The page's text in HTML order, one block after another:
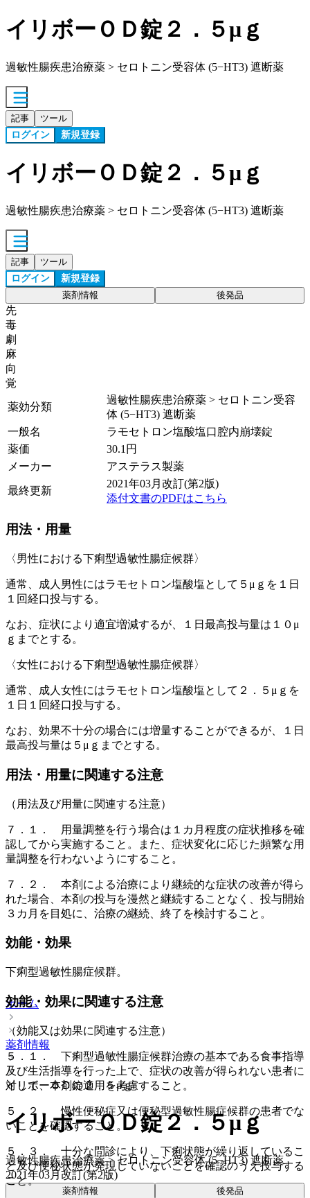
イリボーＯＤ錠２．５μｇ
過敏性腸疾患治療薬 > セロトニン受容体 (5−HT3) 遮断薬
記事 ツール
ログイン 新規登録
イリボーＯＤ錠２．５μｇ
過敏性腸疾患治療薬 > セロトニン受容体 (5−HT3) 遮断薬
記事 ツール
ログイン 新規登録
薬剤情報 後発品
先
毒
劇
麻
向
覚
薬効分類
過敏性腸疾患治療薬 > セロトニン受容
体 (5−HT3) 遮断薬
一般名
ラモセトロン塩酸塩口腔内崩壊錠
薬価
30.1 円
メーカー
アステラス製薬
最終更新
2021年03月改訂(第2版)
添付文書のPDFはこちら
用法・用量
〈男性における下痢型過敏性腸症候群〉
通常、成人男性にはラモセトロン塩酸塩として５μｇを１日
１回経口投与する。
なお、症状により適宜増減するが、１日最高投与量は１０μ
ｇまでとする。
〈女性における下痢型過敏性腸症候群〉
通常、成人女性にはラモセトロン塩酸塩として２．５μｇを
１日１回経口投与する。
なお、効果不十分の場合には増量することができるが、１日
最高投与量は５μｇまでとする。
用法・用量に関連する注意
（用法及び用量に関連する注意）
７．１． 用量調整を行う場合は１カ月程度の症状推移を確
認してから実施すること。また、症状変化に応じた頻繁な用
量調整を行わないようにすること。
７．２． 本剤による治療により継続的な症状の改善が得ら
れた場合、本剤の投与を漫然と継続することなく、投与開始
３カ月を目処に、治療の継続、終了を検討すること。
効能・効果
下痢型過敏性腸症候群。
効能・効果に関連する注意
（効能又は効果に関連する注意）
５．１． 下痢型過敏性腸症候群治療の基本である食事指導
及び生活指導を行った上で、症状の改善が得られない患者に
対して、本剤の適用を考慮すること。
５．２． 慢性便秘症又は便秘型過敏性腸症候群の患者でな
いことを確認すること。
５．３． 十分な問診により、下痢状態が繰り返しているこ
と及び便秘状態が発現していないことを確認のうえ投与する
こと。
ホーム
薬剤情報
イリボーＯＤ錠２．５μｇ
イリボーＯＤ錠２．５μｇ
過敏性腸疾患治療薬 > セロトニン受容体 (5−HT3) 遮断薬
2021年03月改訂(第2版)
薬剤情報 後発品